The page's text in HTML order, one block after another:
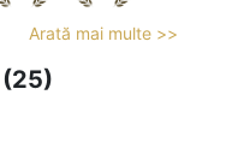
Arată mai multe >>
(25)